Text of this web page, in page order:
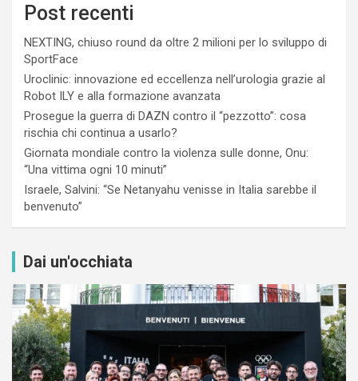
Post recenti
NEXTING, chiuso round da oltre 2 milioni per lo sviluppo di
SportFace
Uroclinic: innovazione ed eccellenza nell’urologia grazie al
Robot ILY e alla formazione avanzata
Prosegue la guerra di DAZN contro il “pezzotto”: cosa
rischia chi continua a usarlo?
Giornata mondiale contro la violenza sulle donne, Onu:
“Una vittima ogni 10 minuti”
Israele, Salvini: “Se Netanyahu venisse in Italia sarebbe il
benvenuto”
Dai un'occhiata